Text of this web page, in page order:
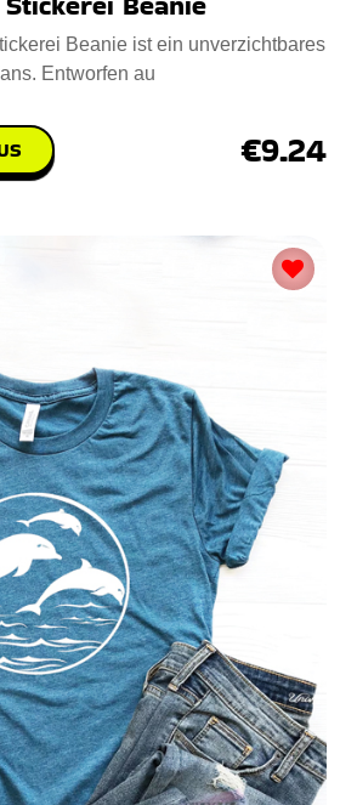
Beanie ist ein unverzichtbares
Entworfen au
€9.24